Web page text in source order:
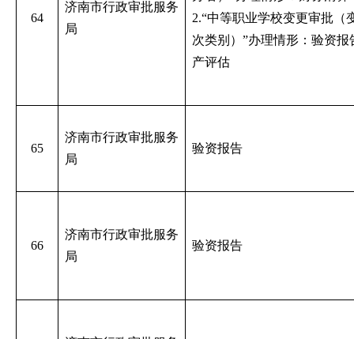
64
济南市行政审批服务
局
2.“中等职业学校变更审批（
次类别）”办理情形：验资报
产评估
65
济南市行政审批服务
局
验资报告
66
济南市行政审批服务
局
验资报告